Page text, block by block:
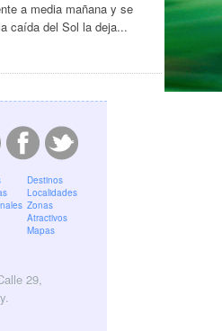
a media mañana y se
caída del Sol la deja...
Destinos
Localidades
Zonas
Atractivos
Mapas
29,